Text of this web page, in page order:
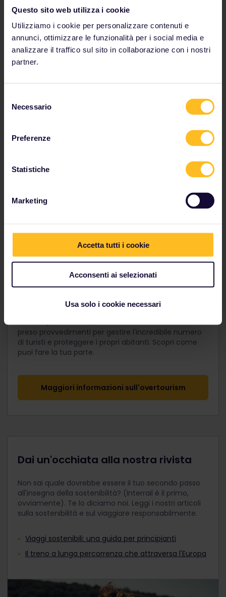
Questo sito web utilizza i cookie
Utilizziamo i cookie per personalizzare contenuti e
annunci, ottimizzare le funzionalità per i social media e
analizzare il traffico sul sito in collaborazione con i nostri
partner.
delNecessario
Preferenze
Statistiche
Marketing
Accetta tutti i cookie
Acconsenti ai selezionati
Usa solo i cookie necessari
Riduci la tua impronta
Puoi verificare da solo che Interrail è veramente la
scelta più ecologica: abbiamo selezionato per te tre
itinerari popolari di Interrail e abbiamo confrontato
l'impatto ambientale del fare questi viaggi in treno, in
macchina o in aereo.
Evita il turismo di massa
Oggigiorno, molte città europee soffrono del
preso provvedimenti per gestire l'incredibile numero
di turisti e proteggere i propri abitanti. Scopri come
puoi fare la tua parte.
Maggiori informazioni sull'overtourism
Dai un'occhiata alla nostra rivista
Non sai quale dovrebbe essere il tuo secondo passo
all'insegna della sostenibilità? (Interrail è il primo,
ovviamente). Te lo diciamo noi. Leggi i nostri articoli
sulla sostenibilità e sul viaggiare responsabilmente.
Viaggi sostenibili: una guida per principianti
Il treno a lunga percorrenza che attraversa l'Europa